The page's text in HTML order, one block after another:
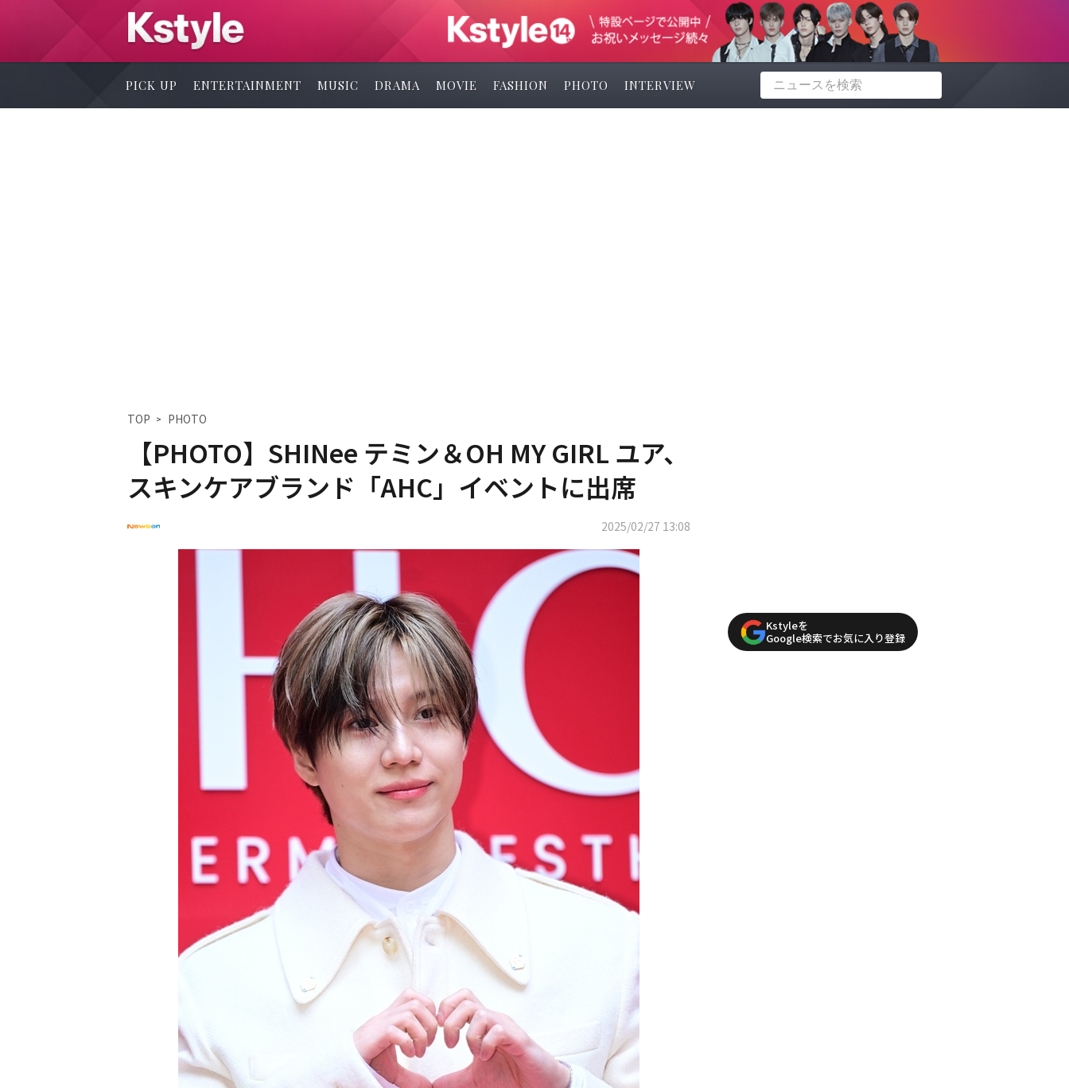
PICK UP ENTERTAINMENT MUSIC DRAMA MOVIE FASHION PHOTO INTERVIEW
TOP PHOTO
【PHOTO】SHINee テミン＆OH MY GIRL ユア、
スキンケアブランド「AHC」イベントに出席
2025/02/27 13:08
Kstyleを
Google検索でお気に入り登録